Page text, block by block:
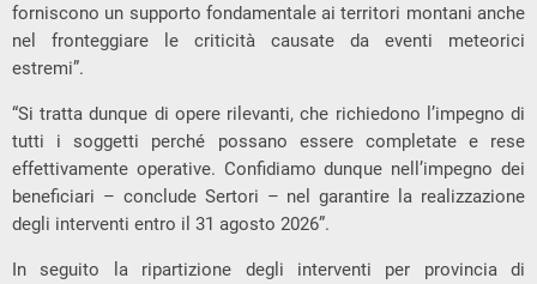
forniscono un supporto fondamentale ai territori montani anche
nel fronteggiare le criticità causate da eventi meteorici
estremi”.
“Si tratta dunque di opere rilevanti, che richiedono l’impegno di
tutti i soggetti perché possano essere completate e rese
effettivamente operative. Confidiamo dunque nell’impegno dei
beneficiari – conclude Sertori – nel garantire la realizzazione
degli interventi entro il 31 agosto 2026”.
In seguito la ripartizione degli interventi per provincia di